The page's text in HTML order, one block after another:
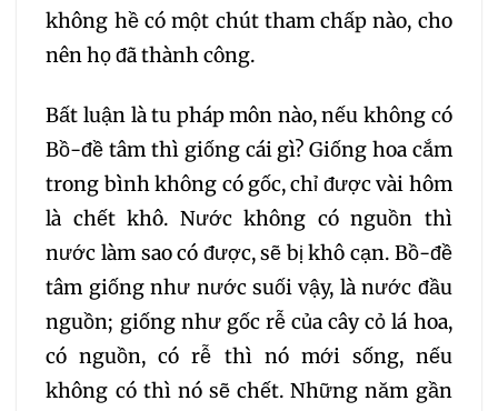
290 291
293 294 295
296 297 298
299 300 301
302 303 304
305 306 307
không hề có một chút tham chấp nào, cho
nên họ đã thành công.
Bất luận là tu pháp môn nào, nếu không có
Bồ-đề tâm thì giống cái gì? Giống hoa cắm
trong bình không có gốc, chỉ được vài hôm
là chết khô. Nước không có nguồn thì
nước làm sao có được, sẽ bị khô cạn. Bồ-đề
tâm giống như nước suối vậy, là nước đầu
nguồn; giống như gốc rễ của cây cỏ lá hoa,
có nguồn, có rễ thì nó mới sống, nếu
không có thì nó sẽ chết. Những năm gần